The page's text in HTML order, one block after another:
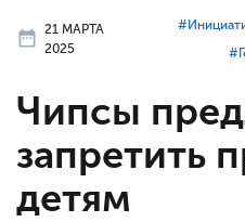
21 МАРТА
2025
Чипсы
запретить
детям